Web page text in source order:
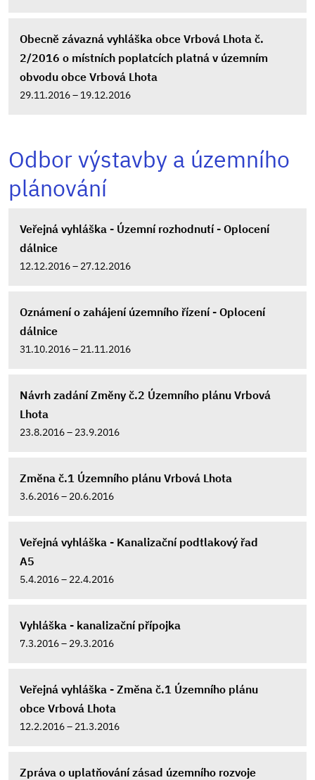
Obecně závazná vyhláška obce Vrbová Lhota č.
2/2016 o místních poplatcích platná v územním
obvodu obce Vrbová Lhota
29.11.2016 – 19.12.2016
Odbor výstavby a územního
plánování
Veřejná vyhláška - Územní rozhodnutí - Oplocení
dálnice
12.12.2016 – 27.12.2016
Oznámení o zahájení územního řízení - Oplocení
dálnice
31.10.2016 – 21.11.2016
Návrh zadání Změny č.2 Územního plánu Vrbová
Lhota
23.8.2016 – 23.9.2016
Změna č.1 Územního plánu Vrbová Lhota
3.6.2016 – 20.6.2016
Veřejná vyhláška - Kanalizační podtlakový řad
A5
5.4.2016 – 22.4.2016
Vyhláška - kanalizační přípojka
7.3.2016 – 29.3.2016
Veřejná vyhláška - Změna č.1 Územního plánu
obce Vrbová Lhota
12.2.2016 – 21.3.2016
Zpráva o uplatňování zásad územního rozvoje